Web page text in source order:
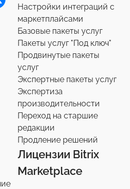
Настройки интеграций с
маркетплайсами
Базовые пакеты услуг
Пакеты услуг "Под ключ"
Продвинутые пакеты
услуг
Экспертные пакеты услуг
Экспертиза
производительности
Переход на старшие
редакции
Продление решений
Лицензии Bitrix
Marketplace